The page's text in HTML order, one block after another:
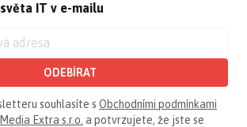
IT v e-mailu
ODEBÍRAT
souhlasíte s Obchodními podmínkami
Extra s.r.o. a potvrzujete, že jste se